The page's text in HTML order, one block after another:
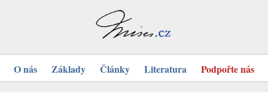
O nás Základy Články Literatura Podpořte nás